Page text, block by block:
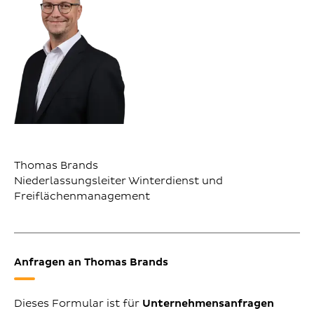
Thomas Brands
Niederlassungsleiter Winterdienst und
Freiflächenmanagement
Anfragen an Thomas Brands
Dieses Formular ist für Unternehmensanfragen